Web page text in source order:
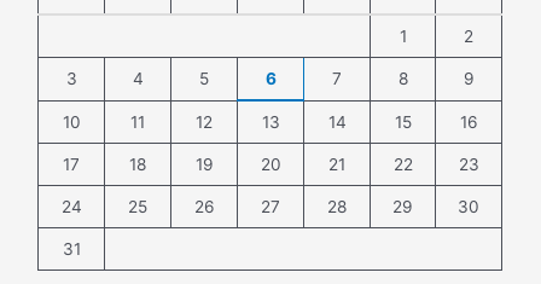
1 2
3 4 5 6 7 8 9
10 11 12 13 14 15 16
17 18 19 20 21 22 23
24 25 26 27 28 29 30
31